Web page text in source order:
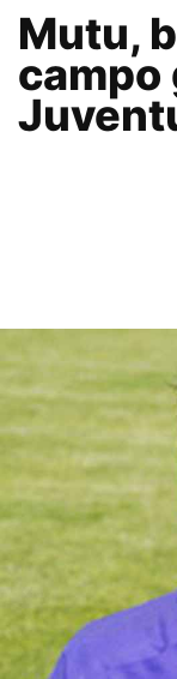
Mutu,
campo